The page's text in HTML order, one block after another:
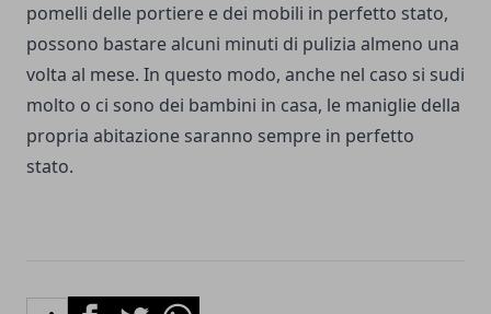
pomelli delle portiere e dei mobili in perfetto stato,
possono bastare alcuni minuti di pulizia almeno una
volta al mese. In questo modo, anche nel caso si sudi
molto o ci sono dei bambini in casa, le maniglie della
propria abitazione saranno sempre in perfetto
stato.
FacebookTwitterWhatsapp